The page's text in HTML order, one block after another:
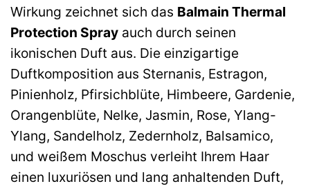
Wirkung zeichnet sich das Balmain Thermal
Protection Spray auch durch seinen
ikonischen Duft aus. Die einzigartige
Duftkomposition aus Sternanis, Estragon,
Pinienholz, Pfirsichblüte, Himbeere, Gardenie,
Orangenblüte, Nelke, Jasmin, Rose, Ylang-
Ylang, Sandelholz, Zedernholz, Balsamico,
und weißem Moschus verleiht Ihrem Haar
einen luxuriösen und lang anhaltenden Duft,